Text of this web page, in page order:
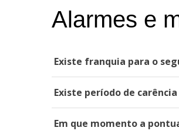
Alarmes e
Existe franquia para o
Existe período de
Em que momento a